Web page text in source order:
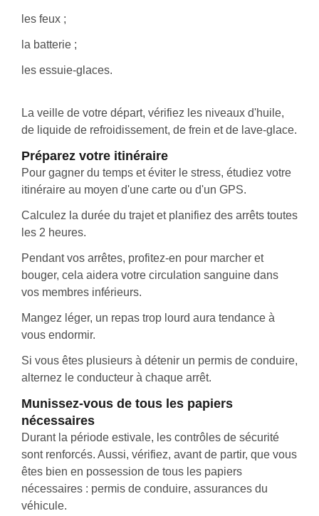
les feux ;
la batterie ;
les essuie-glaces.
La veille de votre départ, vérifiez les niveaux d'huile,
de liquide de refroidissement, de frein et de lave-glace.
Préparez votre itinéraire
Pour gagner du temps et éviter le stress, étudiez votre
itinéraire au moyen d'une carte ou d'un GPS.
Calculez la durée du trajet et planifiez des arrêts toutes
les 2 heures.
Pendant vos arrêtes, profitez-en pour marcher et
bouger, cela aidera votre circulation sanguine dans
vos membres inférieurs.
Mangez léger, un repas trop lourd aura tendance à
vous endormir.
Si vous êtes plusieurs à détenir un permis de conduire,
alternez le conducteur à chaque arrêt.
Munissez-vous de tous les papiers
nécessaires
Durant la période estivale, les contrôles de sécurité
sont renforcés. Aussi, vérifiez, avant de partir, que vous
êtes bien en possession de tous les papiers
nécessaires : permis de conduire, assurances du
véhicule.